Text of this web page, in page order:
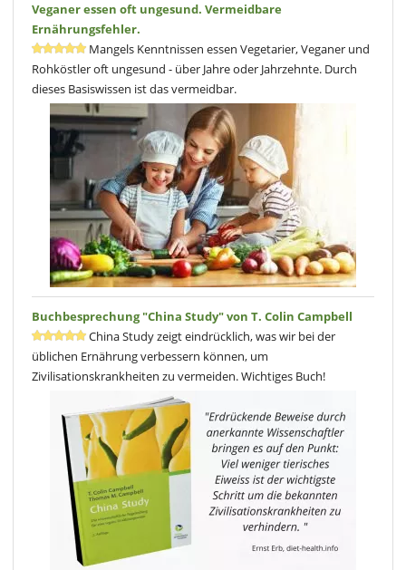
Veganer essen oft ungesund. Vermeidbare
Ernährungsfehler.
Mangels Kenntnissen essen Vegetarier, Veganer und
Rohköstler oft ungesund - über Jahre oder Jahrzehnte. Durch
dieses Basiswissen ist das vermeidbar.
Buchbesprechung "China Study" von T. Colin Campbell
China Study zeigt eindrücklich, was wir bei der
üblichen Ernährung verbessern können, um
Zivilisationskrankheiten zu vermeiden. Wichtiges Buch!